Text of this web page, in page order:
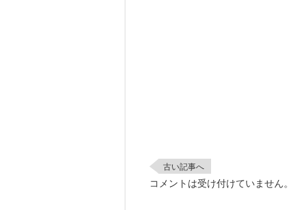
古い記事へ
コメントは受け付けていません。